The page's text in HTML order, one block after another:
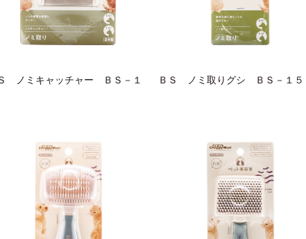
ノミキャッチャー ＢＳ－１ ＢＳ ノミ取りグシ ＢＳ－１５